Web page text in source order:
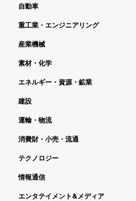
自動車
重工業・エンジニアリング
産業機械
素材・化学
エネルギー・資源・鉱業
建設
運輸・物流
消費財・小売・流通
テクノロジー
情報通信
エンタテイメント&メディア